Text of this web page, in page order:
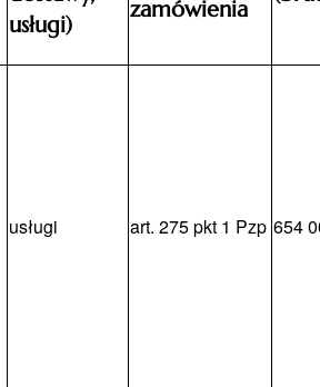
usługi)
zamówienia
usługi art. 275 pkt 1 Pzp 654